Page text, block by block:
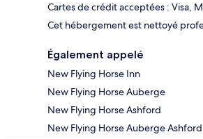
Cartes de crédit acceptées : Visa,
Cet hébergement est nettoyé
Également appelé
New Flying Horse Inn
New Flying Horse Auberge
New Flying Horse Ashford
New Flying Horse Auberge Ashford